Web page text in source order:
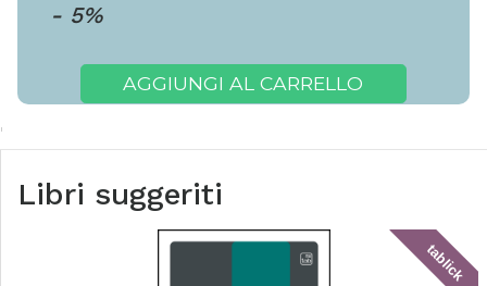
- 5%
AGGIUNGI AL CARRELLO
Libri suggeriti
tablick